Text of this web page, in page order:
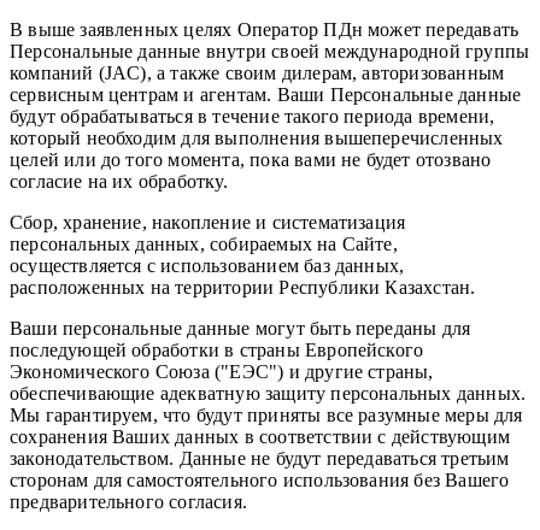
В выше заявленных целях Оператор ПДн может передавать
Персональные данные внутри своей международной группы
компаний (JAC), а также своим дилерам, авторизованным
сервисным центрам и агентам. Ваши Персональные данные
будут обрабатываться в течение такого периода времени,
который необходим для выполнения вышеперечисленных
целей или до того момента, пока вами не будет отозвано
согласие на их обработку.
Сбор, хранение, накопление и систематизация
персональных данных, собираемых на Сайте,
осуществляется с использованием баз данных,
расположенных на территории Республики Казахстан.
Ваши персональные данные могут быть переданы для
последующей обработки в страны Европейского
Экономического Союза ("ЕЭС") и другие страны,
обеспечивающие адекватную защиту персональных данных.
Мы гарантируем, что будут приняты все разумные меры для
сохранения Ваших данных в соответствии с действующим
законодательством. Данные не будут передаваться третьим
сторонам для самостоятельного использования без Вашего
предварительного согласия.